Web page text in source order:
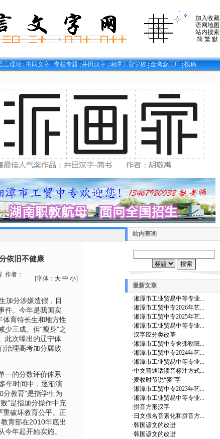
加入收藏
语网地图
站内搜索
简 繁 默
言理论 书同文字 专栏专题 井田汉字 湘潭工贸学校 金鹰盒工厂 投稿
依旧不健康
作者：
[字体： 大 中 小]
分涉嫌造假，目
件。今年是我国实
体育特长生和地方性
少三成。但“瘦身”之
此次曝出的辽宁体
治理高考加分腐败
的分数评价体系
年时间中，逐渐演
分教育”是指学生为
”是指加分操作中充
重破坏教育公平。正
教育部在2010年底出
今年起开始实施。
站内查询
最新文章
·湘潭市工业贸易中等专业...
·湘潭市工贸中专2026年艺...
·湘潭市工贸中专2025年艺...
·湘潭市工业贸易中等专业...
·汉字应分类改革
·湘潭市工贸中专舍弗勒班...
·湘潭市工贸中专2024年艺...
·湘潭市工业贸易中等专业...
·中文普通话读音标注方式...
·麦收时节说“麥”字
·湘潭市工贸中专2023年艺...
·湘潭市工业贸易中等专业...
·拼音方形汉字
· 日文假名音素化和拼音方...
·韩国谚文的改进
·韩国谚文的改进